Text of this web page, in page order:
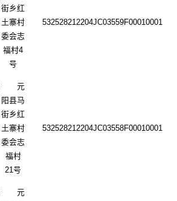
街乡红
土寨村
委会志
福村4
号
532528212204JC03559F00010001
元
阳县马
街乡红
土寨村
委会志
福村
21号
532528212204JC03558F00010001
元